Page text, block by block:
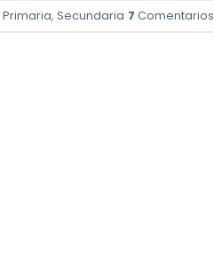
Primaria, Secundaria 7 Comentarios